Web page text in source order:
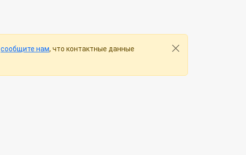
сообщите нам, что контактные данные